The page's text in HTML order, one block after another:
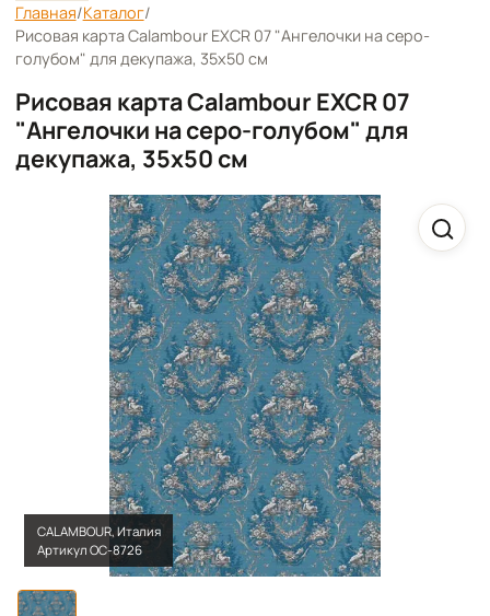
Главная/Каталог/
Рисовая карта Calambour EXCR 07 "Ангелочки на серо-
голубом" для декупажа, 35х50 см
Рисовая карта Calambour EXCR 07
"Ангелочки на серо-голубом" для
декупажа, 35х50 см
CALAMBOUR, Италия
Артикул OC-8726